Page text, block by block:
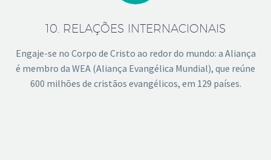
10. RELAÇÕES INTERNACIONAIS
Engaje-se no Corpo de Cristo ao redor do mundo: a Aliança
é membro da WEA (Aliança Evangélica Mundial), que reúne
600 milhões de cristãos evangélicos, em 129 países.